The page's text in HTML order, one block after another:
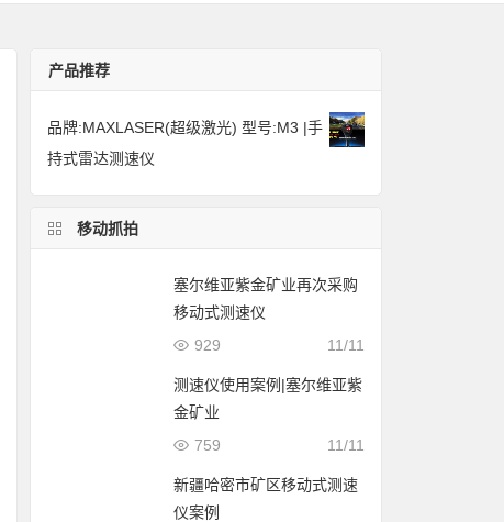
产品推荐
品牌:MAXLASER(超级激光) 型号:M3 |手
持式雷达测速仪
移动抓拍
塞尔维亚紫金矿业再次采购
移动式测速仪
11/11
929
测速仪使用案例|塞尔维亚紫
金矿业
11/11
759
新疆哈密市矿区移动式测速
仪案例